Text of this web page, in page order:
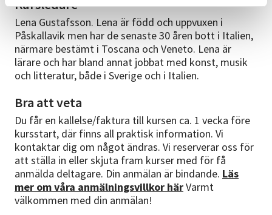
Kursledare
Lena Gustafsson. Lena är född och uppvuxen i
Påskallavik men har de senaste 30 åren bott i Italien,
närmare bestämt i Toscana och Veneto. Lena är
lärare och har bland annat jobbat med konst, musik
och litteratur, både i Sverige och i Italien.
Bra att veta
Du får en kallelse/faktura till kursen ca. 1 vecka före
kursstart, där finns all praktisk information. Vi
kontaktar dig om något ändras. Vi reserverar oss för
att ställa in eller skjuta fram kurser med för få
anmälda deltagare. Din anmälan är bindande. Läs
mer om våra anmälningsvillkor härVarmt
välkommen med din anmälan!